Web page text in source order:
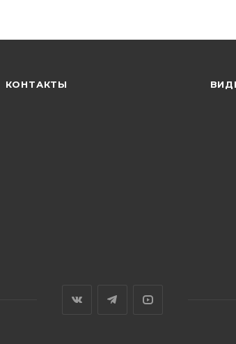
КОНТАКТЫ